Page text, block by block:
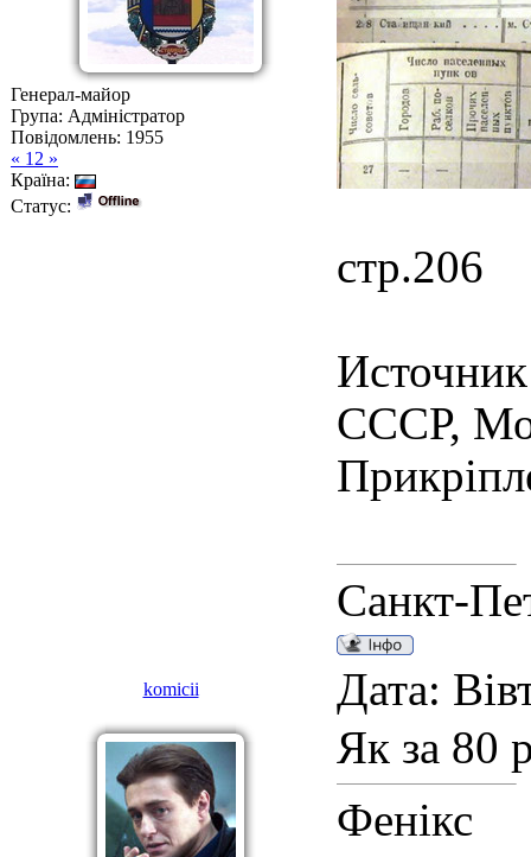
Генерал-майор
Група: Адміністратор
Повідомлень: 1955
« 12 »
Країна:
Статус:
стр.206
СССР,
Санкт-
komicii Дата:
Як за 80
Фенікс